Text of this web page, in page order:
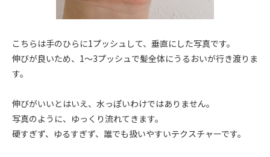
こちらは手のひらに1プッシュして、垂直にした写真です。
伸びが良いため、1～3プッシュで髪全体にうるおいが行き渡りま
す。
伸びがいいとはいえ、水っぽいわけではありません。
写真のように、ゆっくり流れてきます。
硬すぎず、ゆるすぎず、誰でも扱いやすいテクスチャーです。